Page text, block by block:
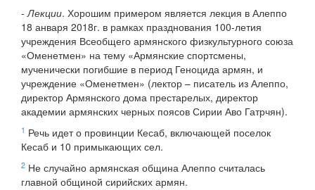
-Лекции. Хорошим примером является лекция в Алеппо
18 анваря 2018г. в рамках празднования 100-летия
учреждения Всеобщего армянского физкультурного союза
«Оменетмен» на тему «Армянские спортсмены,
мученически погибшие в период Геноцида армян, и
учреждение «Оменетмен» (лектор – писатель из Алеппо,
директор Армянского дома престарелых, директор
академии армянских черных поясов Сирии Аво Гатрчян).
1 Речь идет о провинции Кесаб, включающей поселок
Кесаб и 10 примыкающих сел.
2 Не случайно армянская община Алеппо считалась
главной общиной сирийских армян.